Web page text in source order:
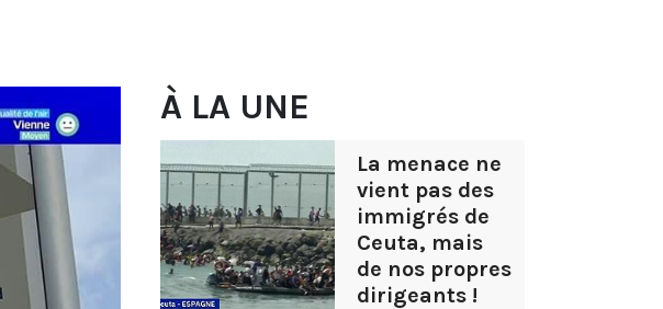
À LA UNE
La menace ne
vient pas des
immigrés de
Ceuta, mais
de nos propres
dirigeants !